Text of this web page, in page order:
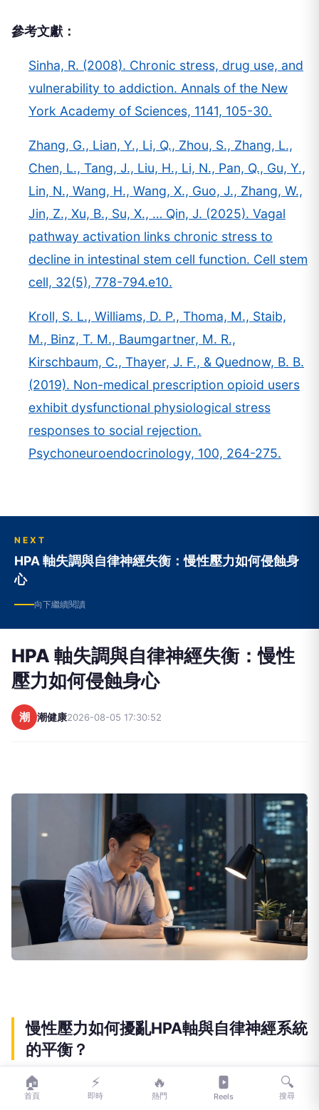
參考文獻：
Sinha, R. (2008). Chronic stress, drug use, and
vulnerability to addiction. Annals of the New
York Academy of Sciences, 1141, 105-30.
Zhang, G., Lian, Y., Li, Q., Zhou, S., Zhang, L.,
Chen, L., Tang, J., Liu, H., Li, N., Pan, Q., Gu, Y.,
Lin, N., Wang, H., Wang, X., Guo, J., Zhang, W.,
Jin, Z., Xu, B., Su, X., … Qin, J. (2025). Vagal
pathway activation links chronic stress to
decline in intestinal stem cell function. Cell stem
cell, 32(5), 778-794.e10.
Kroll, S. L., Williams, D. P., Thoma, M., Staib,
M., Binz, T. M., Baumgartner, M. R.,
Kirschbaum, C., Thayer, J. F., & Quednow, B. B.
(2019). Non-medical prescription opioid users
exhibit dysfunctional physiological stress
responses to social rejection.
Psychoneuroendocrinology, 100, 264-275.
NEXT
HPA 軸失調與自律神經失衡：慢性壓力如何侵蝕身
心
向下繼續閱讀
HPA 軸失調與自律神經失衡：慢性
壓力如何侵蝕身心
潮 潮健康2026-08-05 17:30:52
慢性壓力如何擾亂HPA軸與自律神經系統
的平衡？
長期處於壓力情境下，包括童年逆境或長期累積的生
🏠
首頁
⚡
即時
🔥
熱門 Reels
🔍
搜尋